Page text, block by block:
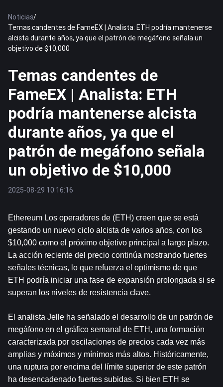
Noticias/
Temas candentes de FameEX | Analista: ETH podría mantenerse
alcista durante años, ya que el patrón de megáfono señala un
objetivo de $10,000
Temas candentes de
FameEX | Analista: ETH
podría mantenerse alcista
durante años, ya que el
patrón de megáfono señala
un objetivo de $10,000
2025-08-29 10:16:16
Ethereum Los operadores de (ETH) creen que se está
gestando un nuevo ciclo alcista de varios años, con los
$10,000 como el próximo objetivo principal a largo plazo.
La acción reciente del precio continúa mostrando fuertes
señales técnicas, lo que refuerza el optimismo de que
ETH podría iniciar una fase de expansión prolongada si se
superan los niveles de resistencia clave.
El analista Jelle ha señalado el desarrollo de un patrón de
megáfono en el gráfico semanal de ETH, una formación
caracterizada por oscilaciones de precios cada vez más
amplias y máximos y mínimos más altos. Históricamente,
una ruptura por encima del límite superior de este patrón
ha desencadenado fuertes subidas. Si bien ETH se